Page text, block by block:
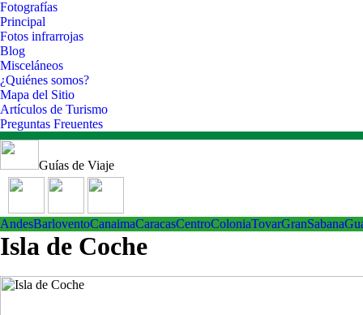
Fotografías
Principal
Fotos infrarrojas
Blog
Misceláneos
¿Quiénes somos?
Mapa del Sitio
Artículos de Turismo
Preguntas Freuentes
Guías de Viaje
AndesBarloventoCanaimaCaracasCentroColoniaTovarGranSabana
Isla de Coche